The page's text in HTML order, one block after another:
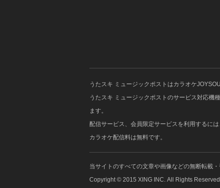
うたスキ ミュージックポストはカラオケ
うたスキ ミュージックポストのサービス対応機
ます。
配信サービス、会員限定サービスを利用するに
カラオケ配信料は無料です。
当サイトのすべての文章や画像などの無断転載
Copyright © 2015 XING INC. All Rights